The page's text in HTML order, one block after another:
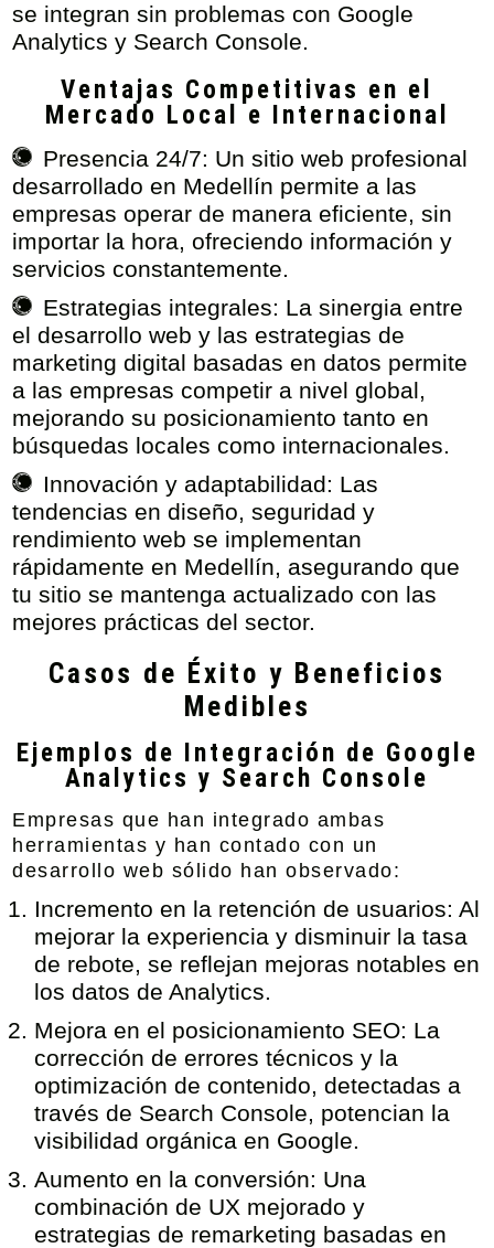
se integran sin problemas con Google
Analytics y Search Console.
Ventajas Competitivas en el
Mercado Local e Internacional
Presencia 24/7: Un sitio web profesional
desarrollado en Medellín permite a las
empresas operar de manera eficiente, sin
importar la hora, ofreciendo información y
servicios constantemente.
Estrategias integrales: La sinergia entre
el desarrollo web y las estrategias de
marketing digital basadas en datos permite
a las empresas competir a nivel global,
mejorando su posicionamiento tanto en
búsquedas locales como internacionales.
Innovación y adaptabilidad: Las
tendencias en diseño, seguridad y
rendimiento web se implementan
rápidamente en Medellín, asegurando que
tu sitio se mantenga actualizado con las
mejores prácticas del sector.
Casos de Éxito y Beneficios
Medibles
Ejemplos de Integración de Google
Analytics y Search Console
Empresas que han integrado ambas
herramientas y han contado con un
desarrollo web sólido han observado:
Incremento en la retención de usuarios: Al
mejorar la experiencia y disminuir la tasa
de rebote, se reflejan mejoras notables en
los datos de Analytics.
Mejora en el posicionamiento SEO: La
corrección de errores técnicos y la
optimización de contenido, detectadas a
través de Search Console, potencian la
visibilidad orgánica en Google.
Aumento en la conversión: Una
combinación de UX mejorado y
estrategias de remarketing basadas en